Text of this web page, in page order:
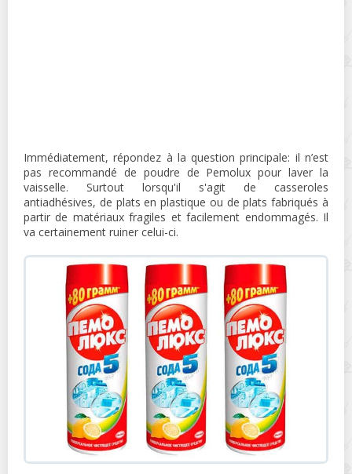
Immédiatement, répondez à la question principale: il n’est
pas recommandé de poudre de Pemolux pour laver la
vaisselle. Surtout lorsqu'il s'agit de casseroles
antiadhésives, de plats en plastique ou de plats fabriqués à
partir de matériaux fragiles et facilement endommagés. Il
va certainement ruiner celui-ci.